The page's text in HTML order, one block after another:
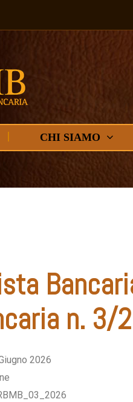
CHI SIAMO
n. 3/
2026